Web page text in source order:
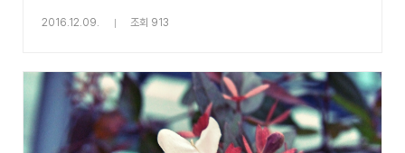
2016.12.09. 조회 913